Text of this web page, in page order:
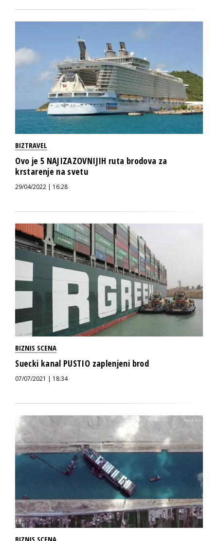
BIZTRAVEL
Ovo je 5 NAJIZAZOVNIJIH ruta brodova za
krstarenje na svetu
29/04/2022 | 16:28
BIZNIS SCENA
Suecki kanal PUSTIO zaplenjeni brod
07/07/2021 | 18:34
BIZNIS SCENA